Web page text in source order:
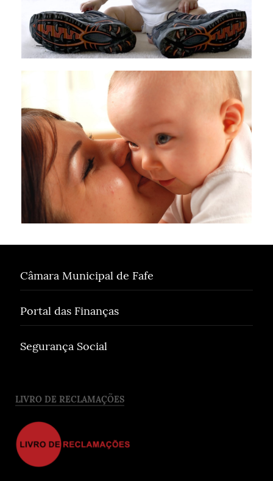
Câmara Municipal de Fafe
Portal das Finanças
Segurança Social
LIVRO DE RECLAMAÇÕES